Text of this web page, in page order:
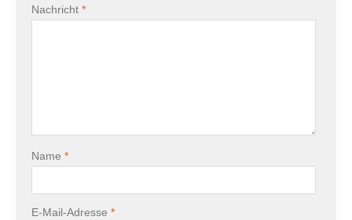
Nachricht *
Name *
E-Mail-Adresse *